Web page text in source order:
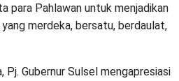
para Pahlawan untuk menjadikan
merdeka, bersatu, berdaulat,
Pj. Gubernur Sulsel mengapresiasi